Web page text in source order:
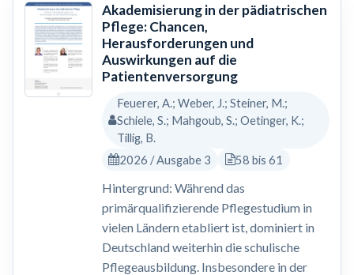
Akademisierung in der pädiatrischen
Pflege: Chancen,
Herausforderungen und
Auswirkungen auf die
Patientenversorgung
Feuerer, A.; Weber, J.; Steiner, M.;
Schiele, S.; Mahgoub, S.; Oetinger, K.;
Tillig, B.
2026 / Ausgabe 3
58 bis 61
Hintergrund: Während das
primärqualifizierende Pflegestudium in
vielen Ländern etabliert ist, dominiert in
Deutschland weiterhin die schulische
Pflegeausbildung. Insbesondere in der